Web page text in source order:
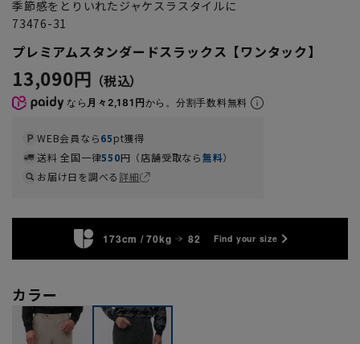
季節感をとりいれたジャケスラスタイルに
73476-31
プレミアムスタンダードスラックス【ワンタック】
13,090円
なら 月々2,181円から。分割手数料無料
WEB会員なら65pt獲得
送料 全国一律550円（店舗受取なら無料）
お届け日を調べる詳細
173cm / 70kg 82 Find your size
カラー